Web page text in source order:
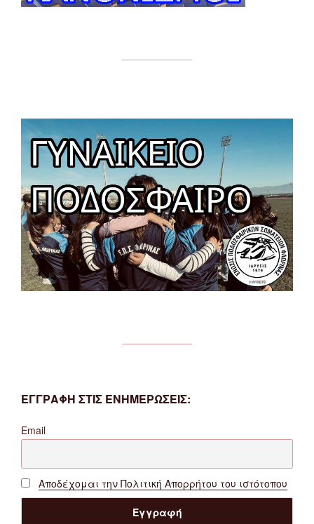
ΕΓΓΡΑΦΗ ΣΤΙΣ ΕΝΗΜΕΡΩΣΕΙΣ:
Email
Αποδέχομαι την Πολιτική Απορρήτου του ιστότοπου